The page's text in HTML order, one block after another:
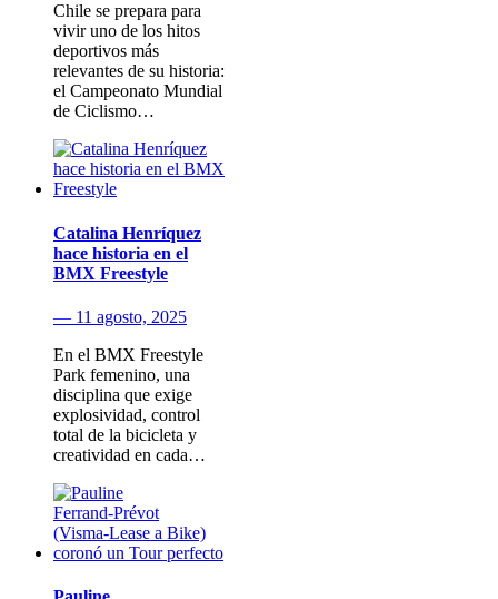
Chile se prepara para
vivir uno de los hitos
deportivos más
relevantes de su historia:
el Campeonato Mundial
de Ciclismo…
Catalina Henríquez
hace historia en el
BMX Freestyle
— 11 agosto, 2025
En el BMX Freestyle
Park femenino, una
disciplina que exige
explosividad, control
total de la bicicleta y
creatividad en cada…